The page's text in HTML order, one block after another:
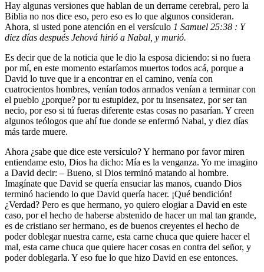
Hay algunas versiones que hablan de un derrame cerebral, pero la
Biblia no nos dice eso, pero eso es lo que algunos consideran.
Ahora, si usted pone atención en el versículo 1 Samuel 25:38 : Y
diez días después Jehová hirió a Nabal, y murió.
Es decir que de la noticia que le dio la esposa diciendo: si no fuera
por mí, en este momento estaríamos muertos todos acá, porque a
David lo tuve que ir a encontrar en el camino, venía con
cuatrocientos hombres, venían todos armados venían a terminar con
el pueblo ¿porque? por tu estupidez, por tu insensatez, por ser tan
necio, por eso si tú fueras diferente estas cosas no pasarían. Y creen
algunos teólogos que ahí fue donde se enfermó Nabal, y diez días
más tarde muere.
Ahora ¿sabe que dice este versículo? Y hermano por favor miren
entiendame esto, Dios ha dicho: Mía es la venganza. Yo me imagino
a David decir: – Bueno, si Dios terminó matando al hombre.
Imagínate que David se quería ensuciar las manos, cuando Dios
terminó haciendo lo que David quería hacer. ¡Qué bendición!
¿Verdad? Pero es que hermano, yo quiero elogiar a David en este
caso, por el hecho de haberse abstenido de hacer un mal tan grande,
es de cristiano ser hermano, es de buenos creyentes el hecho de
poder doblegar nuestra carne, esta carne chuca que quiere hacer el
mal, esta carne chuca que quiere hacer cosas en contra del señor, y
poder doblegarla. Y eso fue lo que hizo David en ese entonces.